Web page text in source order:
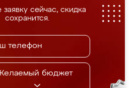
заявку сейчас, скидка
сохранится.
бюджет